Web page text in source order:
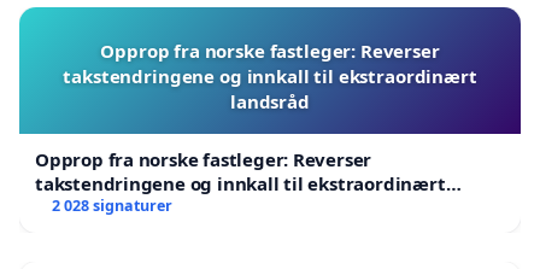
Opprop fra norske fastleger: Reverser
takstendringene og innkall til ekstraordinært
landsråd
Opprop fra norske fastleger: Reverser
takstendringene og innkall til ekstraordinært
landsråd
2 028 signaturer